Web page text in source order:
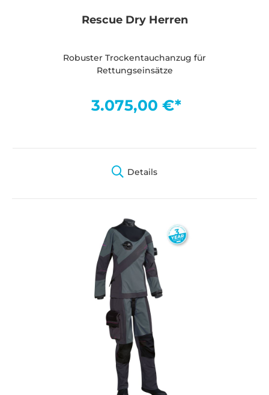
Rescue Dry Herren
Robuster Trockentauchanzug für
Rettungseinsätze
3.075,00 €*
Details